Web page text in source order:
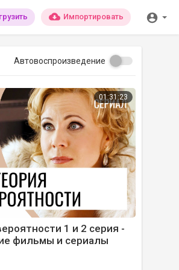
Импортировать
Автовоспроизведение
01:31:23
1 и 2 серия -
фильмы и сериалы